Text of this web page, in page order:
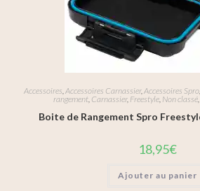
Accessoires Accessoires Carnassier, Accessoires Spro
rangement Carnassier, Freestyle Non classé
Boite de Rangement Spro
18,95€
Ajouter au panier